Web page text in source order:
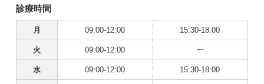
診療時間
月 09:00-12:00 15:30-18:00
火 09:00-12:00 ー
水 09:00-12:00 15:30-18:00